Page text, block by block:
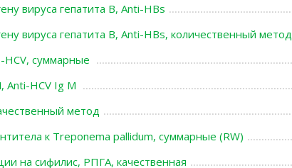
вируса гепатита В, Anti-HBs
вируса гепатита В, Anti-HBs, количественный метод
HCV, суммарные
Anti-HCV Ig M
метод
к Treponema pallidum, суммарные (RW)
на сифилис, РПГА, качественная